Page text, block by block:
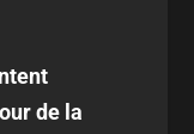
de la